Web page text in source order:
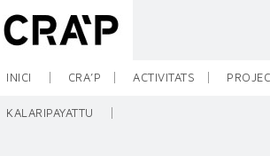
INICI CRA’P ACTIVITATS
KALARIPAYATTU